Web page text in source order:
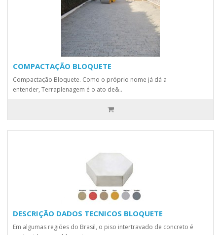
COMPACTAÇÃO BLOQUETE
Compactação Bloquete. Como o próprio nome já dá a
entender, Terraplenagem é o ato de&..
DESCRIÇÃO DADOS TECNICOS BLOQUETE
Em algumas regiões do Brasil, o piso intertravado de concreto é